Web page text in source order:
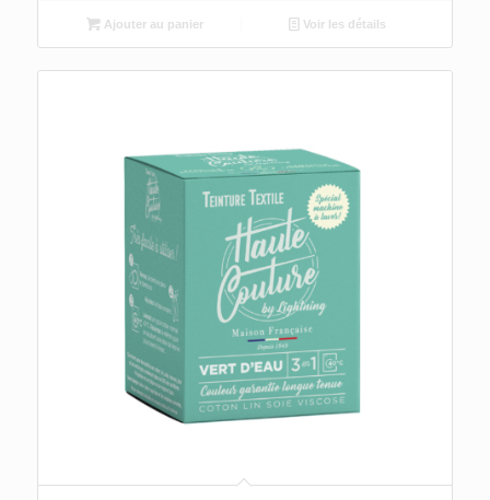
Ajouter au panier Voir les détails